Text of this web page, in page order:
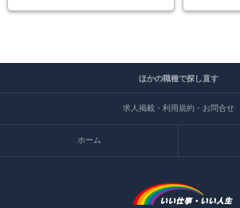
ほかの職種で探し直す
求人掲載・利用規約・お問合せ
ホーム